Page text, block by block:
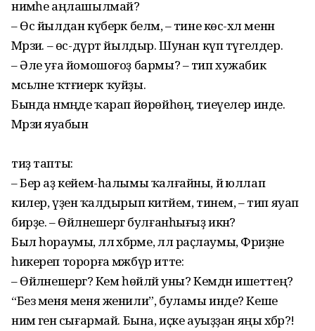
нимәһе аңлашылмай?
– Өс йылдан күберәк беләм, – тине көс-хәл менән
Мәрзиә. – өс-дүрт йылдыр. Шунан күп түгелдер.
– Әле уға йомошоғоҙ бармы? – тип хужабикә
мәсьәләне ҡәтғиерәк ҡуйҙы.
Бында нәмәңде ҡарап йөрөйһөң, тиеүелер инде.
Мәрзиә яуабын
тиҙ тапты:
– Бер аҙ кейем-һалымы ҡалғайны, йә юллап
килер, үҙенә ҡалдырып китәйем, тинем, – тип яуап
бирҙе. – Өйләнешергә булғанһығыҙ икән?
Был һораумы, әллә хәбәрме, әллә раҫлаумы, Фәриҙәне
һикереп торорға мәжбүр итте:
– Өйләнешергә? Кем һөйләй уны? Кемдән ишеттең?
“Без меня меня женили”, буламы инде? Кеше
нимә генә сығармай. Бына, иҫке ауыҙҙан яңы хәбәр?!